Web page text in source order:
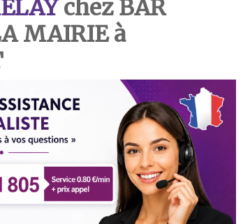
chez BAR
MAIRIE à